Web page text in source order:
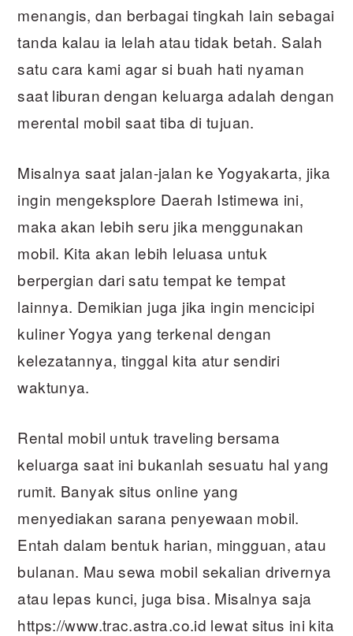
menangis, dan berbagai tingkah lain sebagai
tanda kalau ia lelah atau tidak betah. Salah
satu cara kami agar si buah hati nyaman
saat liburan dengan keluarga adalah dengan
merental mobil saat tiba di tujuan.
Misalnya saat jalan-jalan ke Yogyakarta, jika
ingin mengeksplore Daerah Istimewa ini,
maka akan lebih seru jika menggunakan
mobil. Kita akan lebih leluasa untuk
berpergian dari satu tempat ke tempat
lainnya. Demikian juga jika ingin mencicipi
kuliner Yogya yang terkenal dengan
kelezatannya, tinggal kita atur sendiri
waktunya.
Rental mobil untuk traveling bersama
keluarga saat ini bukanlah sesuatu hal yang
rumit. Banyak situs online yang
menyediakan sarana penyewaan mobil.
Entah dalam bentuk harian, mingguan, atau
bulanan. Mau sewa mobil sekalian drivernya
atau lepas kunci, juga bisa. Misalnya saja
https://www.trac.astra.co.id lewat situs ini kita